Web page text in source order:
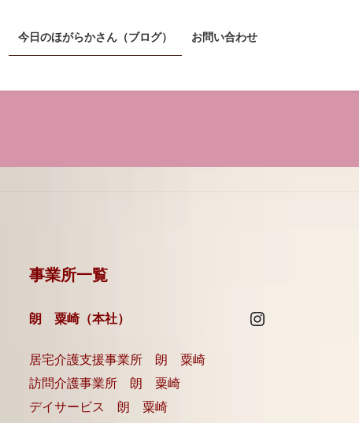
今日のほがらかさん（ブログ） お問い合わせ
事業所一覧
朗 粟崎（本社） Instagram
居宅介護支援事業所 朗 粟崎
訪問介護事業所 朗 粟崎
デイサービス 朗 粟崎